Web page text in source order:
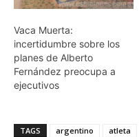
Vaca Muerta:
incertidumbre sobre los
planes de Alberto
Fernández preocupa a
ejecutivos
TAGS argentino atleta